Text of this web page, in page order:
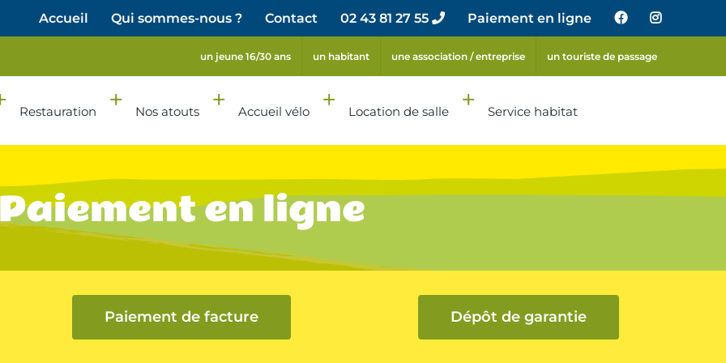
Accueil Qui sommes-nous ? Contact 02 43 81 27 55 Paiement en ligne
un jeune 16/30 ans un habitant une association / entreprise un touriste de passage
Restauration Nos atouts Accueil vélo Location de salle Service habitat
en ligne
Paiement de facture Dépôt de garantie